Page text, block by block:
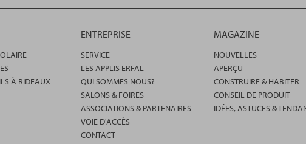
À RIDEAUX
ENTREPRISE
SERVICE
LES APPLIS ERFAL
QUI SOMMES NOUS?
SALONS & FOIRES
ASSOCIATIONS & PARTENAIRES
VOIE D'ACCÈS
CONTACT
MAGAZINE
NOUVELLES
APERÇU
CONSTRUIRE & HABITER
CONSEIL DE PRODUIT
IDÉES, ASTUCES &